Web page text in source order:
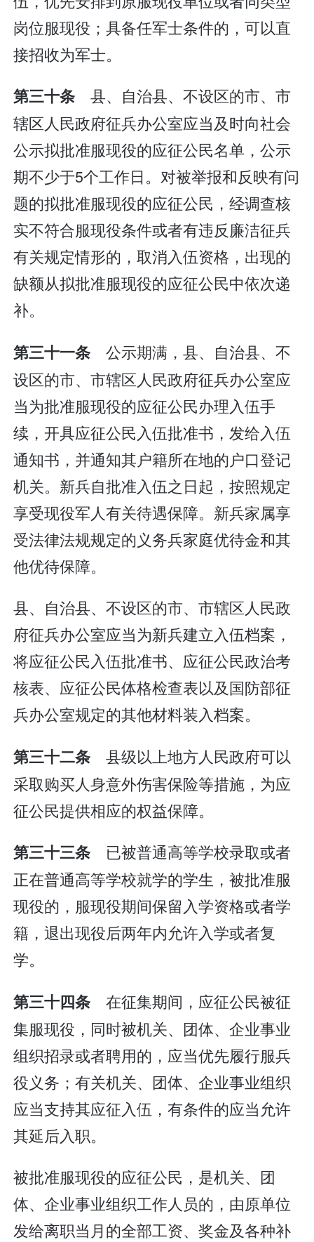
岗位服现役；具备任军士条件的，可以直
接招收为军士。
第三十条 县、自治县、不设区的市、市
辖区人民政府征兵办公室应当及时向社会
公示拟批准服现役的应征公民名单，公示
期不少于5个工作日。对被举报和反映有问
题的拟批准服现役的应征公民，经调查核
实不符合服现役条件或者有违反廉洁征兵
有关规定情形的，取消入伍资格，出现的
缺额从拟批准服现役的应征公民中依次递
补。
第三十一条 公示期满，县、自治县、不
设区的市、市辖区人民政府征兵办公室应
当为批准服现役的应征公民办理入伍手
续，开具应征公民入伍批准书，发给入伍
通知书，并通知其户籍所在地的户口登记
机关。新兵自批准入伍之日起，按照规定
享受现役军人有关待遇保障。新兵家属享
受法律法规规定的义务兵家庭优待金和其
他优待保障。
县、自治县、不设区的市、市辖区人民政
府征兵办公室应当为新兵建立入伍档案，
将应征公民入伍批准书、应征公民政治考
核表、应征公民体格检查表以及国防部征
兵办公室规定的其他材料装入档案。
第三十二条 县级以上地方人民政府可以
采取购买人身意外伤害保险等措施，为应
征公民提供相应的权益保障。
第三十三条 已被普通高等学校录取或者
正在普通高等学校就学的学生，被批准服
现役的，服现役期间保留入学资格或者学
籍，退出现役后两年内允许入学或者复
学。
第三十四条 在征集期间，应征公民被征
集服现役，同时被机关、团体、企业事业
组织招录或者聘用的，应当优先履行服兵
役义务；有关机关、团体、企业事业组织
应当支持其应征入伍，有条件的应当允许
其延后入职。
被批准服现役的应征公民，是机关、团
体、企业事业组织工作人员的，由原单位
发给离职当月的全部工资、奖金及各种补